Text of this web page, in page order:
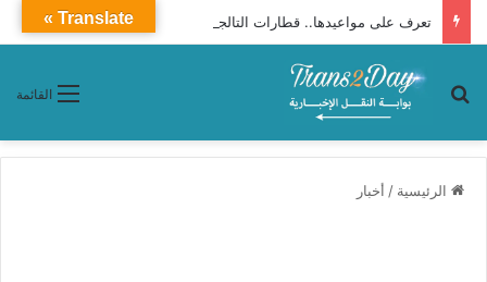
تعرف على مواعيدها.. قطارات التالجو تنطلق من الإسكندرية إلى القاهرة يوميًا
القائمة بحث عن
الرئيسية / أخبار
Translate »